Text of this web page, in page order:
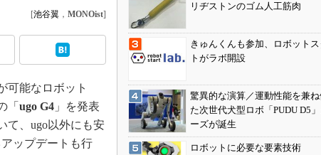
[池谷翼 ， MONOist]
可能なロボット
「 ugo G4 」を発表
て、ugo以外にも安
ップデートも行
リヂストンのゴム人工筋肉
きゅんくんも参加、ロボット
トがラボ開設
驚異的な演算／運動性能を兼ね
た次世代犬型ロボ「PUDU D5」
ーズが誕生
ロボットに必要な要素技術